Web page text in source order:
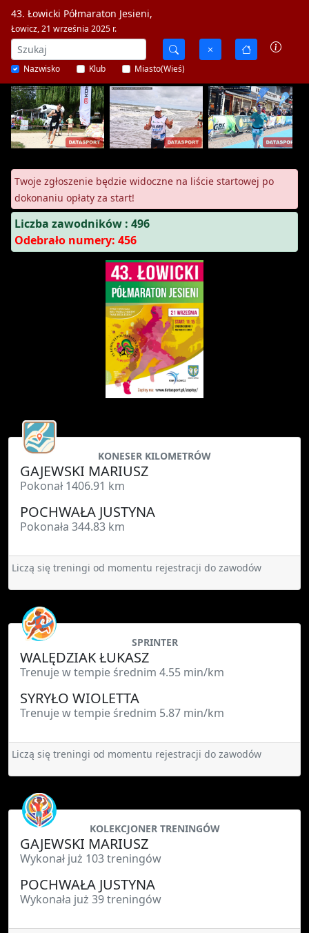
43. Łowicki Półmaraton Jesieni,
Łowicz, 21 września 2025 r.
Nazwisko Klub Miasto(Wieś)
Twoje zgłoszenie będzie widoczne na liście startowej po
dokonaniu opłaty za start!
Liczba zawodników : 496
Odebrało numery: 456
KONESER KILOMETRÓW
GAJEWSKI MARIUSZ
Pokonał 1406.91 km
POCHWAŁA JUSTYNA
Pokonała 344.83 km
Liczą się treningi od momentu rejestracji do zawodów
SPRINTER
WALĘDZIAK ŁUKASZ
Trenuje w tempie średnim 4.55 min/km
SYRYŁO WIOLETTA
Trenuje w tempie średnim 5.87 min/km
Liczą się treningi od momentu rejestracji do zawodów
KOLEKCJONER TRENINGÓW
GAJEWSKI MARIUSZ
Wykonał już 103 treningów
POCHWAŁA JUSTYNA
Wykonała już 39 treningów